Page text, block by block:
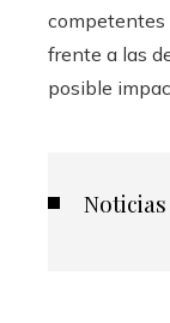
competentes
frente a las
posible
Noticias